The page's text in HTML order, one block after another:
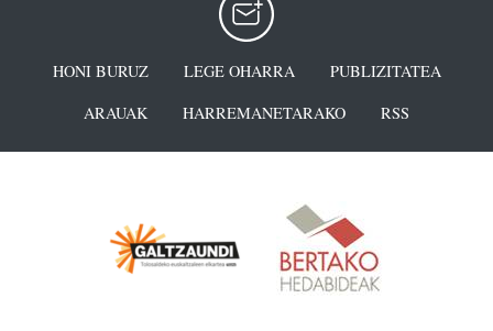
HONI BURUZ LEGE OHARRA
PUBLIZITATEA
ARAUAK
HARREMANETARAKO RSS